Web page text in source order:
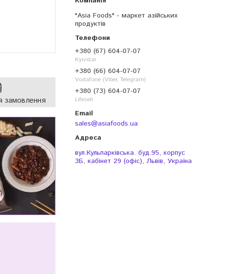
"Asia Foods" - маркет азійських
продуктів
+380 (67) 604-07-07
Kyivstar
+380 (66) 604-07-07
Vodafone (Viber, Telegram)
+380 (73) 604-07-07
Lifecell
sales@asiafoods.ua
вул.Кульпарківська. буд.95, корпус
3Б, кабінет 29 (офіс), Львів, Україна
замовлення